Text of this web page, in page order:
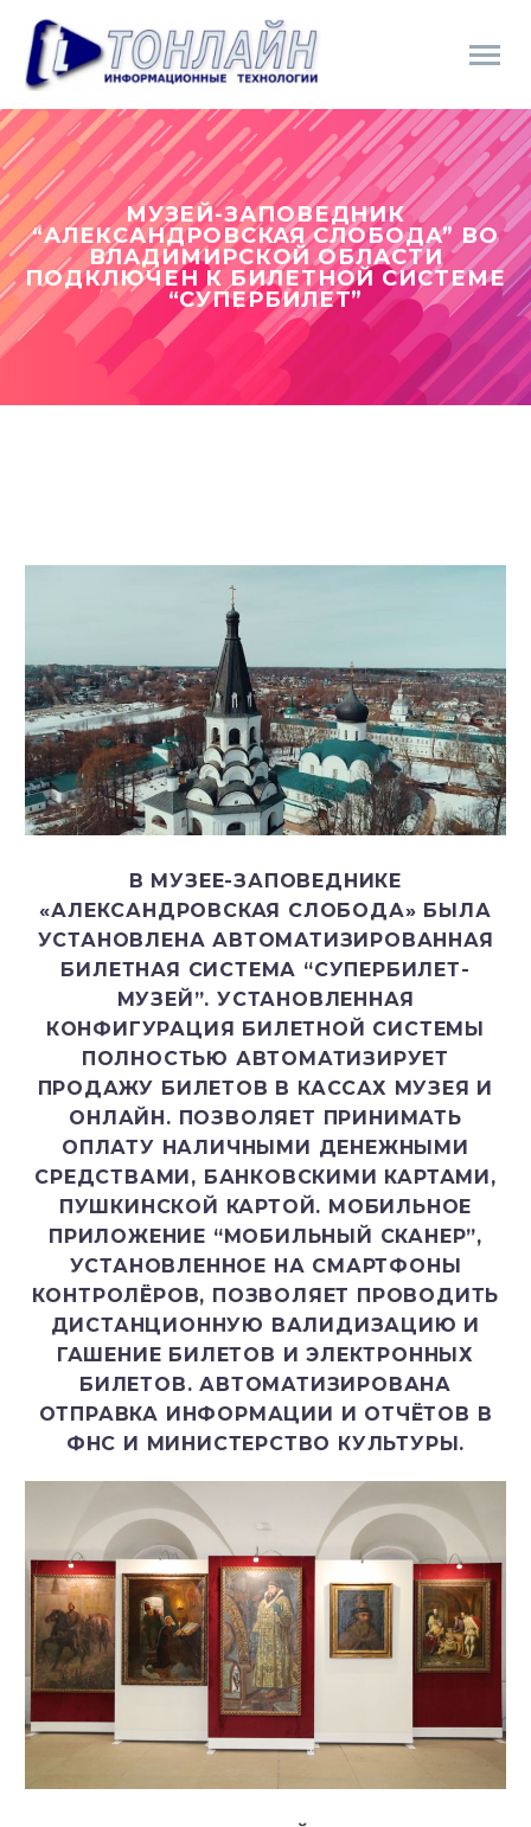
МУЗЕЙ-ЗАПОВЕДНИК
“АЛЕКСАНДРОВСКАЯ СЛОБОДА” ВО
ВЛАДИМИРСКОЙ ОБЛАСТИ
ПОДКЛЮЧЕН К БИЛЕТНОЙ СИСТЕМЕ
“СУПЕРБИЛЕТ”
В МУЗЕЕ-ЗАПОВЕДНИКЕ
«АЛЕКСАНДРОВСКАЯ СЛОБОДА» БЫЛА
УСТАНОВЛЕНА АВТОМАТИЗИРОВАННАЯ
БИЛЕТНАЯ СИСТЕМА “СУПЕРБИЛЕТ-
МУЗЕЙ”. УСТАНОВЛЕННАЯ
КОНФИГУРАЦИЯ БИЛЕТНОЙ СИСТЕМЫ
ПОЛНОСТЬЮ АВТОМАТИЗИРУЕТ
ПРОДАЖУ БИЛЕТОВ В КАССАХ МУЗЕЯ И
ОНЛАЙН. ПОЗВОЛЯЕТ ПРИНИМАТЬ
ОПЛАТУ НАЛИЧНЫМИ ДЕНЕЖНЫМИ
СРЕДСТВАМИ, БАНКОВСКИМИ КАРТАМИ,
ПУШКИНСКОЙ КАРТОЙ. МОБИЛЬНОЕ
ПРИЛОЖЕНИЕ “МОБИЛЬНЫЙ СКАНЕР”,
УСТАНОВЛЕННОЕ НА СМАРТФОНЫ
КОНТРОЛЁРОВ, ПОЗВОЛЯЕТ ПРОВОДИТЬ
ДИСТАНЦИОННУЮ ВАЛИДИЗАЦИЮ И
ГАШЕНИЕ БИЛЕТОВ И ЭЛЕКТРОННЫХ
БИЛЕТОВ. АВТОМАТИЗИРОВАНА
ОТПРАВКА ИНФОРМАЦИИ И ОТЧЁТОВ В
ФНС И МИНИСТЕРСТВО КУЛЬТУРЫ.